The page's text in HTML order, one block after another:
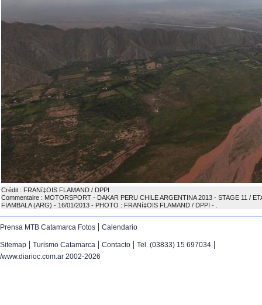
Crédit : FRANí‡OIS FLAMAND / DPPI
Commentaire : MOTORSPORT - DAKAR PERU CHILE ARGENTINA 2013 - STAGE 11 /
FIAMBALA (ARG) - 16/01/2013 - PHOTO : FRANí‡OIS FLAMAND / DPPI - .
Prensa MTB Catamarca Fotos | Calendario
Sitemap | Turismo Catamarca | Contacto | Tel. (03833) 15 697034 |
/www.diarioc.com.ar 2002-2026